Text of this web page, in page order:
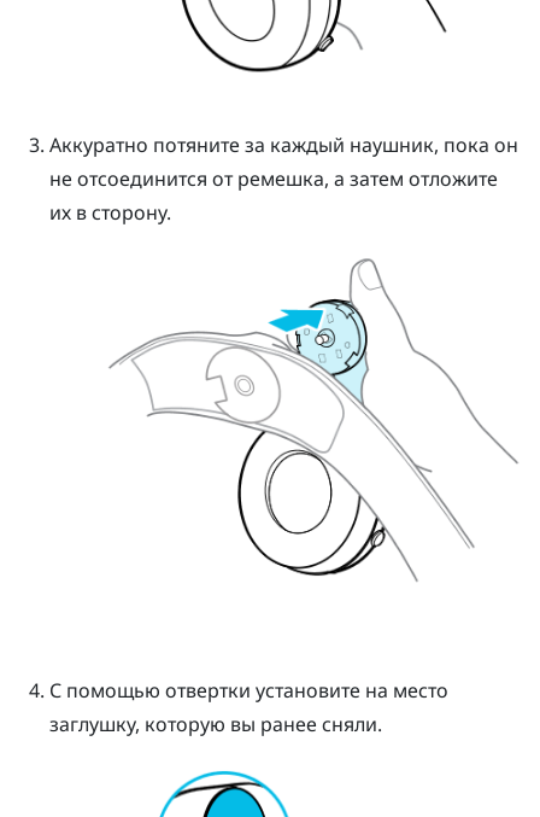
Аккуратно потяните за каждый наушник, пока он
не отсоединится от ремешка, а затем отложите
их в сторону.
С помощью отвертки установите на место
заглушку, которую вы ранее сняли.